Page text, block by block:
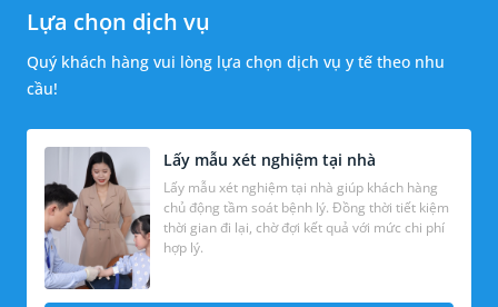
Lựa chọn dịch vụ
Quý khách hàng vui lòng lựa chọn dịch vụ y tế theo nhu
cầu!
Lấy mẫu xét nghiệm tại nhà
Lấy mẫu xét nghiệm tại nhà giúp khách hàng
chủ động tầm soát bệnh lý. Đồng thời tiết kiệm
thời gian đi lại, chờ đợi kết quả với mức chi phí
hợp lý.